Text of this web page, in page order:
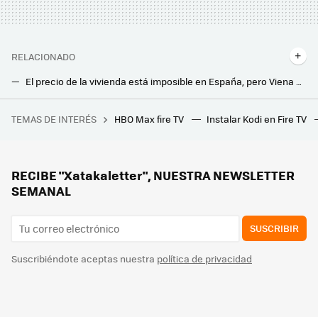
RELACIONADO
El precio de la vivienda está imposible en España, pero Viena es la envidia de Europa: así logra que el alquiler sea barato
Hay gente dedicada a que las casas en venta o alquiler parezcan más caras de lo que son sin reforma: qué es el 'home staging'
Un jugador compra a su hijo un PC gaming nuevo por 1.160 euros, pero no se da cuenta de que el hardware instalado tiene más de 10 años
TEMAS DE INTERÉS HBO Max fire TV Instalar Kodi en Fire TV
RECIBE "Xatakaletter", NUESTRA NEWSLETTER
SEMANAL
SUSCRIBIR
Suscribiéndote aceptas nuestra política de privacidad